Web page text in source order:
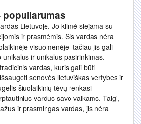
populiarumas
Lietuvoje. Jo kilmė siejama su
ir prasmėmis. Šis vardas nėra
visuomenėje, tačiau jis gali
ir unikalus pasirinkimas.
vardas, kuris gali būti
senovės lietuviškas vertybes ir
šiuolaikinių tėvų renkasi
vardus savo vaikams. Taigi,
ir prasmingas vardas, jis nėra